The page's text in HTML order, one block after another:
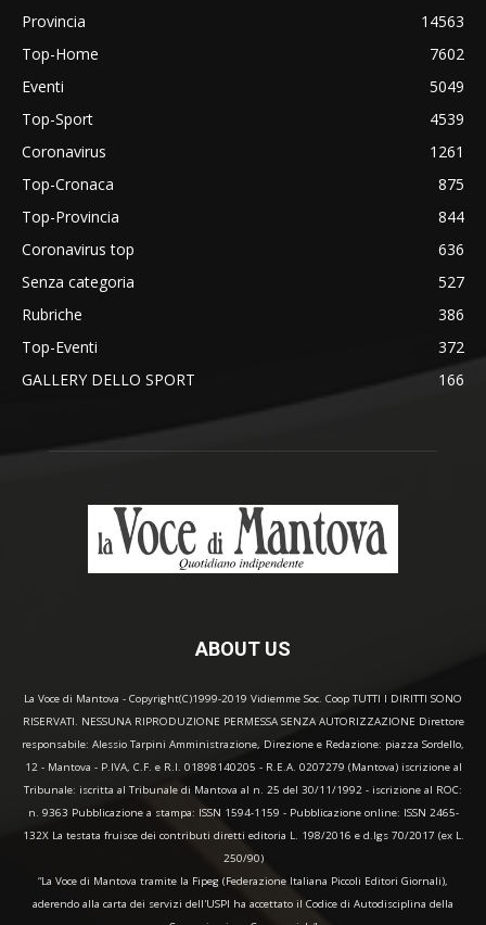
Provincia
14563
Top-Home
7602
Eventi
5049
Top-Sport
4539
Coronavirus
1261
Top-Cronaca
875
Top-Provincia
844
Coronavirus top
636
Senza categoria
527
Rubriche
386
Top-Eventi
372
GALLERY DELLO SPORT
166
ABOUT US
La Voce di Mantova - Copyright(C)1999-2019 Vidiemme Soc. Coop TUTTI I DIRITTI SONO
RISERVATI. NESSUNA RIPRODUZIONE PERMESSA SENZA AUTORIZZAZIONE Direttore
responsabile: Alessio Tarpini Amministrazione, Direzione e Redazione: piazza Sordello,
12 - Mantova - P.IVA, C.F. e R.I. 01898140205 - R.E.A. 0207279 (Mantova) iscrizione al
Tribunale: iscritta al Tribunale di Mantova al n. 25 del 30/11/1992 - iscrizione al ROC:
n. 9363 Pubblicazione a stampa: ISSN 1594-1159 - Pubblicazione online: ISSN 2465-
132X La testata fruisce dei contributi diretti editoria L. 198/2016 e d.lgs 70/2017 (ex L.
250/90)
“La Voce di Mantova tramite la Fipeg (Federazione Italiana Piccoli Editori Giornali),
aderendo alla carta dei servizi dell'USPI ha accettato il Codice di Autodisciplina della